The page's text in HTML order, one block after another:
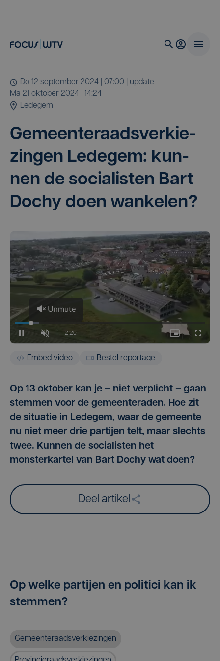
do 12 september 2024 | 07:00
| update
ma 21 oktober 2024 | 14:24
Ledegem
Gemeen­te­raads­ver­kie­
zin­gen Lede­gem: kun­
nen de soci­a­lis­ten Bart
Dochy doen wankelen?
Embed video Bestel reportage
Op 13 oktober kan je – niet verplicht – gaan
stemmen voor de gemeenteraden. Hoe zit
de situatie in Ledegem, waar de gemeente
nu niet meer drie partijen telt, maar slechts
twee. Kunnen de socialisten het
monsterkartel van Bart Dochy wat doen?
Deel artikel
Op welke partijen en politici kan ik
stemmen?
Gemeenteraadsverkiezingen